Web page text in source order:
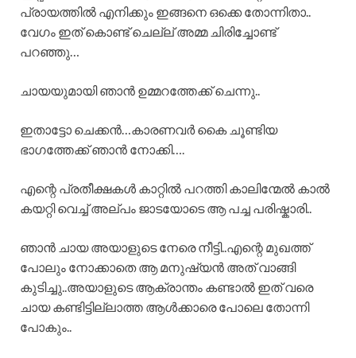
പ്രായത്തിൽ എനിക്കും ഇങ്ങനെ ഒക്കെ തോന്നിതാ..
വേഗം ഇത് കൊണ്ട് ചെല്ല് അമ്മ ചിരിച്ചോണ്ട്
പറഞ്ഞു…
ചായയുമായി ഞാൻ ഉമ്മറത്തേക്ക് ചെന്നു..
ഇതാട്ടോ ചെക്കൻ…കാരണവർ കൈ ചൂണ്ടിയ
ഭാഗത്തേക്ക് ഞാൻ നോക്കി….
എന്റെ പ്രതീക്ഷകൾ കാറ്റിൽ പറത്തി കാലിന്മേൽ കാൽ
കയറ്റി വെച്ച് അല്പം ജാടയോടെ ആ പച്ച പരിഷ്കാരി..
ഞാൻ ചായ അയാളുടെ നേരെ നീട്ടി..എന്റെ മുഖത്ത്
പോലും നോക്കാതെ ആ മനുഷ്യൻ അത് വാങ്ങി
കുടിച്ചു..അയാളുടെ ആക്രാന്തം കണ്ടാൽ ഇത് വരെ
ചായ കണ്ടിട്ടില്ലാത്ത ആൾക്കാരെ പോലെ തോന്നി
പോകും..